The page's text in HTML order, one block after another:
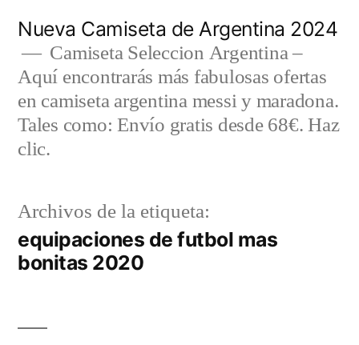
contenido
Nueva Camiseta de Argentina 2024
Camiseta Seleccion Argentina –
Aquí encontrarás más fabulosas ofertas
en camiseta argentina messi y maradona.
Tales como: Envío gratis desde 68€. Haz
clic.
Archivos de la etiqueta:
equipaciones de futbol mas
bonitas 2020